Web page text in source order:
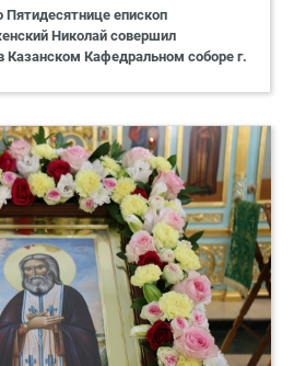
епископ
Николай совершил
Кафедральном соборе г.